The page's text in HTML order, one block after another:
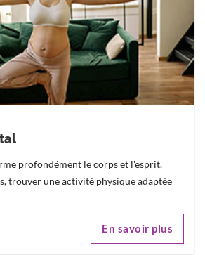
profondément le corps et l'esprit.
trouver une activité physique adaptée
En savoir plus